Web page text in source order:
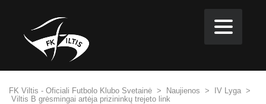
FK Viltis - Oficiali Futbolo Klubo Svetainė > Naujienos > IV Lyga >
Viltis B grėsmingai artėja prizininkų trejeto link